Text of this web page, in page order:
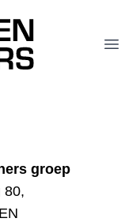
groep
80,